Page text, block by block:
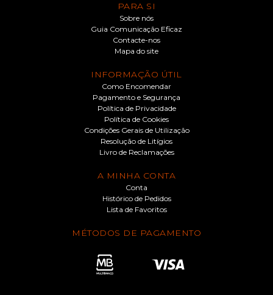
PARA SI
Sobre nós
Guia Comunicação Eficaz
Contacte-nos
Mapa do site
INFORMAÇÃO ÚTIL
Como Encomendar
Pagamento e Segurança
Política de Privacidade
Política de Cookies
Condições Gerais de Utilização
Resolução de Litígios
Livro de Reclamações
A MINHA CONTA
Conta
Histórico de Pedidos
Lista de Favoritos
MÉTODOS DE PAGAMENTO